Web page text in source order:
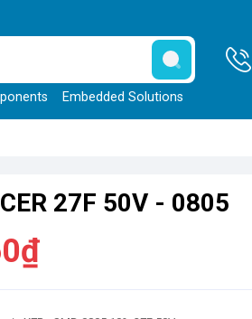
Embedded Solutions
27F 50V - 0805